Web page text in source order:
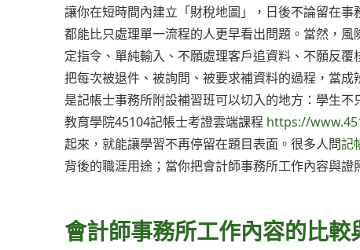
讓你在短時間內建立「財稅地圖」，日後不論留在
都能比只處理單一流程的人更早看出問題。當然，
定指令、單純輸入、不願處理客戶追資料、不願反
把每次被退件、被詢問、被要求補資料的過程，當
是記帳士事務所附設補習班可以切入的地方：學生
教育學院45104記帳士考證雲端課程 https://
起來，就能讓學習不再停留在題目表面。很多人問記
背後的職涯用途；當你把會計師事務所工作內容與證
會計師事務所工作內容的比